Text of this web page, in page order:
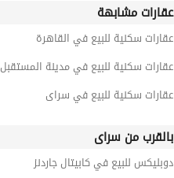
عقارات مشابهة
عقارات سكنية للبيع في القاهرة
عقارات سكنية للبيع في مدينة المستقبل
عقارات سكنية للبيع في سراى
بالقرب من سراى
دوبليكس للبيع في كابيتال جاردنز